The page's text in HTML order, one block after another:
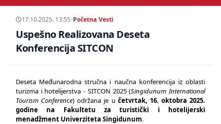
17.10.2025. 13:55•Početna/Vesti
Uspešno Realizovana Deseta
Konferencija SITCON
Deseta Međunarodna stručna i naučna konferencija iz oblasti
turizma i hotelijerstva - SITCON 2025 (Singidunum International
Tourism Conference) održana je u četvrtak, 16. oktobra 2025.
godine na Fakultetu za turistički i hotelijerski
menadžment Univerziteta Singidunum.